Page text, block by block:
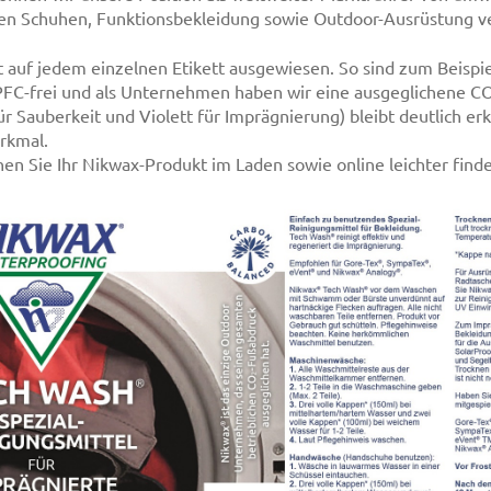
Schuhen, Funktionsbekleidung sowie Outdoor-Ausrüstung
jedem einzelnen Etikett ausgewiesen. So sind zum
frei und als Unternehmen haben wir eine ausgeglichene
Sauberkeit und Violett für Imprägnierung) bleibt deutlich
Sie Ihr Nikwax-Produkt im Laden sowie online leichter